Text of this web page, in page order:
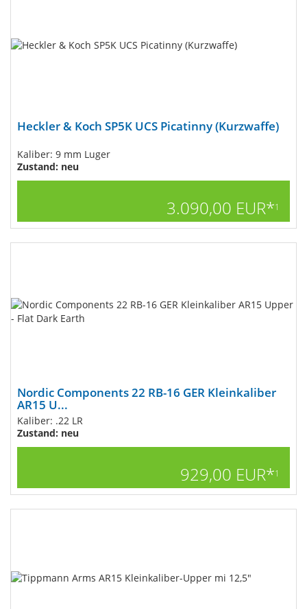
Heckler & Koch SP5K UCS Picatinny (Kurzwaffe)
Kaliber: 9 mm Luger
Zustand: neu
3.090,00 EUR*1
Nordic Components 22 RB-16 GER Kleinkaliber
AR15 U...
Kaliber: .22 LR
Zustand: neu
929,00 EUR*1